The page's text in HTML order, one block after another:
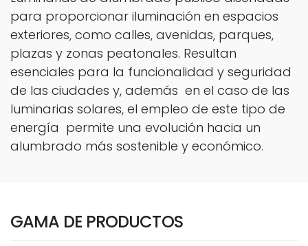
para proporcionar iluminación en espacios
exteriores, como calles, avenidas, parques,
plazas y zonas peatonales. Resultan
esenciales para la funcionalidad y seguridad
de las ciudades y, además en el caso de las
luminarias solares, el empleo de este tipo de
energía permite una evolución hacia un
alumbrado más sostenible y económico.
GAMA DE PRODUCTOS